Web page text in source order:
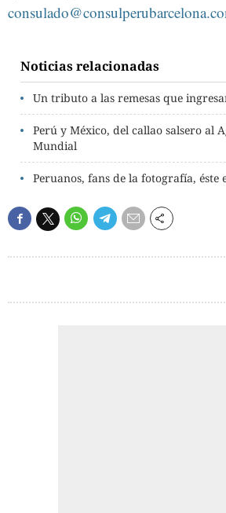
Noticias relacionadas
Un tributo a las remesas que
Perú y México, del callao salsero al
Mundial
Peruanos, fans de la fotografía, éste